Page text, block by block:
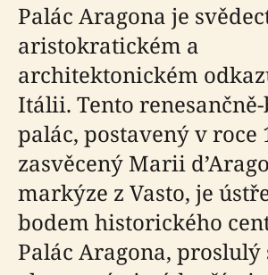
Palác Aragona je
aristokratickém a
architektonickém
Itálii. Tento
palác, postavený v roce
zasvěcený Marii
markýze z Vasto, je
bodem historického
Palác Aragona,